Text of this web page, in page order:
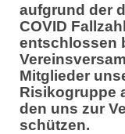
aufgrund der
COVID
entschlossen
Mitglieder
Risikogruppe
den uns zur
schützen.